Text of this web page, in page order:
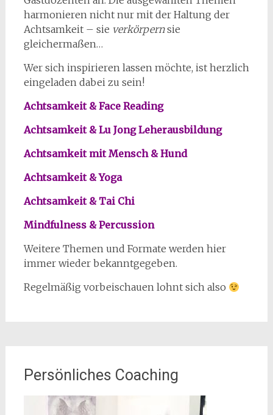
harmonieren nicht nur mit der Haltung der
Achtsamkeit – sie verkörpernsie
gleichermaßen…
Wer sich inspirieren lassen möchte, ist herzlich
eingeladen dabei zu sein!
Achtsamkeit & Face Reading
Achtsamkeit & Lu Jong Leherausbildung
Achtsamkeit mit Mensch & Hund
Achtsamkeit & Yoga
Achtsamkeit & Tai Chi
Mindfulness & Percussion
Weitere Themen und Formate werden hier
immer wieder bekanntgegeben.
Regelmäßig vorbeischauen lohnt sich also
Persönliches Coaching